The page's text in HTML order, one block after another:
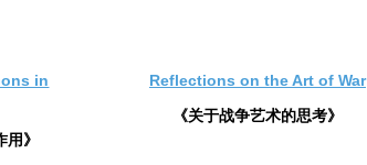
in
》
Reflections on the Art of War
《关于战争艺术的思考》